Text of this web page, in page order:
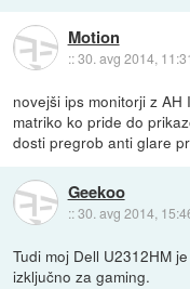
Motion
::30. avg 2014,
novejši ips monitorji z
matriko ko pride do
dosti pregrob anti glare
Geekoo
::30. avg 2014,
Tudi moj Dell U2312HM
izključno za gaming.